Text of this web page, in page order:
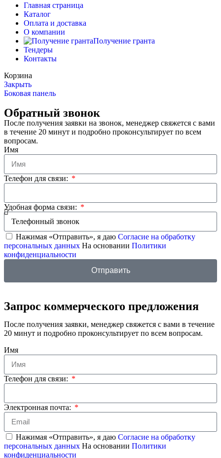
Главная страница
Каталог
Оплата и доставка
О компании
Получение гранта
Тендеры
Контакты
Корзина
Закрыть
Боковая панель
Обратный звонок
После получения заявки на звонок, менеджер свяжется с вами
в течение 20 минут и подробно проконсультирует по всем
вопросам.
Имя
Телефон для связи:
Удобная форма связи:
Нажимая «Отправить», я даю Согласие на обработку
персональных данных На основании Политики
конфиденциальности
Отправить
Запрос коммерческого предложения
После получения заявки, менеджер свяжется с вами в течение
20 минут и подробно проконсультирует по всем вопросам.
Имя
Телефон для связи:
Электронная почта:
Нажимая «Отправить», я даю Согласие на обработку
персональных данных На основании Политики
конфиденциальности